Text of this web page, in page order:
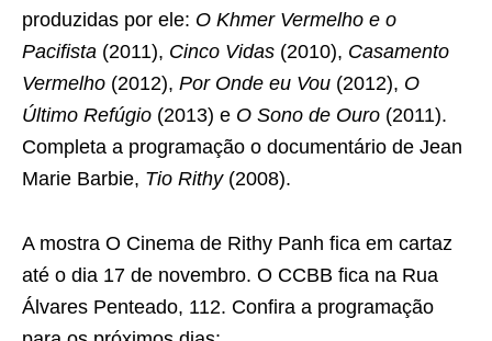
produzidas por ele: O Khmer Vermelho e o
Pacifista (2011), Cinco Vidas (2010), Casamento
Vermelho (2012), Por Onde eu Vou (2012), O
Último Refúgio (2013) e O Sono de Ouro (2011).
Completa a programação o documentário de Jean
Marie Barbie, Tio Rithy(2008).
A mostra O Cinema de Rithy Panh fica em cartaz
até o dia 17 de novembro. O CCBB fica na Rua
Álvares Penteado, 112. Confira a programação